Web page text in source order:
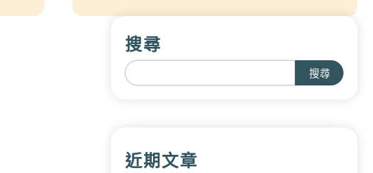
搜尋
搜尋
近期文章